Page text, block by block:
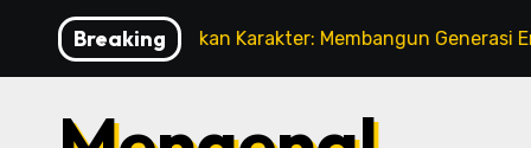
content
Breaking
Pendidikan Karakter: Membangun Generasi Emas